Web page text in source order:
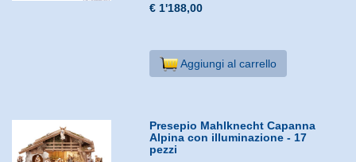
€ 1'188,00
Aggiungi al carrello
Presepio Mahlknecht Capanna
Alpina con illuminazione - 17
pezzi